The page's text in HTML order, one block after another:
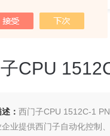
代理商
CPU
： 西门子CPU 1512C-1
企业提供西门子自动化控制